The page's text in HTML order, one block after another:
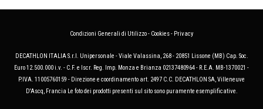
Condizioni Generali di Utilizzo- Cookies- Privacy
DECATHLON ITALIA S.r.l. Unipersonale - Viale Valassina, 268 - 20851 Lissone (MB) Cap. Soc.
Euro 12.500.000 i.v. - C.F. e Iscr. Reg. Imp. Monza e Brianza 02137480964 - R.E.A. MB-1370021 -
P.IVA. 11005760159 - Direzione e coordinamento art. 2497 C.C. DECATHLON SA, Villeneuve
D'Ascq, Francia Le foto dei prodotti presenti sul sito sono puramente esemplificative.